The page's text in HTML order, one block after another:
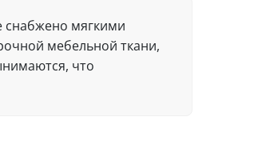
снабжено мягкими
мебельной ткани,
что